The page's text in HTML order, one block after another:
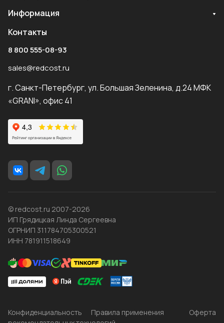
Информация
Контакты
8 800 555-08-93
sales@redcost.ru
г. Санкт-Петербург, ул. Большая Зеленина, д.24 МФК
«GRANI», офис 41
© redcost.ru 2007-2026
ИП Грядицкая Линда Сергеевна
ОГРНИП 311784705300521
ИНН 781911518649
Конфиденциальность
Правила применения
Оферта